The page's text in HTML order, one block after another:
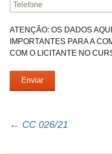
ATENÇÃO: OS DADOS
IMPORTANTES PARA A
COM O LICITANTE NO
← CC 026/21